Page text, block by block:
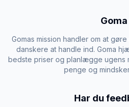
Goma
Gomas mission handler om at
danskere at handle ind. Goma
bedste priser og planlægge ugens
penge og
Har du